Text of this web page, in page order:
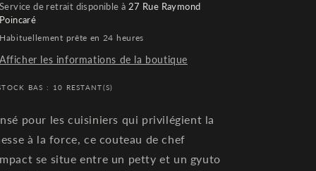
mm
—
RYODO
Original
mm
RYODO
Original
Service de retrait disponible à 27 Rue Raymond
Poincaré
Habituellement prête en 24 heures
Afficher les informations de la boutique
BAS : 10 RESTANT(S)
pour les cuisiniers qui privilégient la
à la force, ce couteau de chef
se situe entre un petty et un gyuto